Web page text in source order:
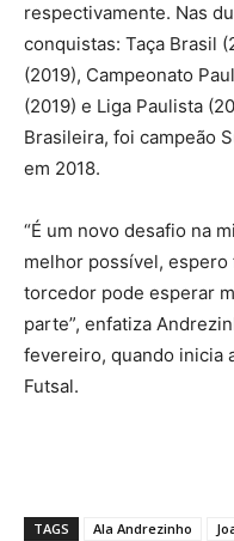
respectivamente. Nas
conquistas: Taça Brasil
(2019), Campeonato
(2019) e Liga Paulista
Brasileira, foi campeão
em 2018.
“É um novo desafio na
melhor possível, espero
torcedor pode esperar
parte”, enfatiza
fevereiro, quando inicia
Futsal.
TAGS Ala Andrezinho